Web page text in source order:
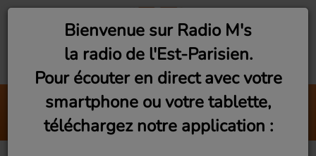
Live Vibes - Best Of
Radio M's (Gérardo)
Bienvenue sur Radio M's
la radio de l'Est-Parisien.
Pour écouter en direct avec votre
smartphone ou votre tablette,
téléchargez notre application :